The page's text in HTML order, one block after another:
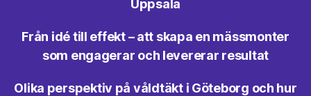
Uppsala
Från idé till effekt – att skapa en mässmonter
som engagerar och levererar resultat
Olika perspektiv på våldtäkt i Göteborg och hur